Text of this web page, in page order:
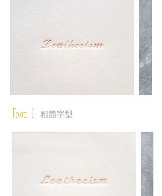
Font C 粗體字型